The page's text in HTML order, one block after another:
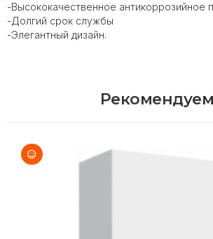
-Высококачественное антикоррозийное
-Долгий срок службы
-Элегантный дизайн.
Рекомендуем